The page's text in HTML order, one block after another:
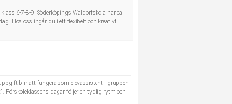
6-7-8-9. Söderköpings Waldorfskola har ca
Hos oss ingår du i ett flexibelt och kreativt
blir att fungera som elevassistent i gruppen
Förskoleklassens dagar följer en tydlig rytm och